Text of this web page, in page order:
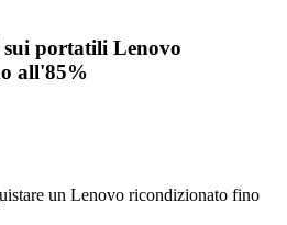
portatili Lenovo
all'85%
un Lenovo ricondizionato fino